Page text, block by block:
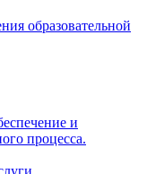
образовательной
и
процесса.